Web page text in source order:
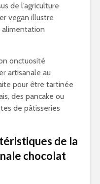
de l’agriculture
vegan illustre
alimentation
onctuosité
artisanale au
pour être tartinée
des pancake ou
de pâtisseries
de la
chocolat